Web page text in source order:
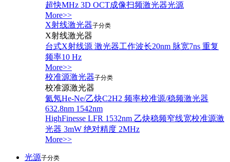
超快MHz 3D OCT成像扫频激光器光源
More>>
X射线激光器子分类
X射线激光器
台式X射线源 激光器工作波长20nm 脉宽7ns 重复
频率10 Hz
More>>
校准源激光器子分类
校准源激光器
氦氖He-Ne/乙炔C2H2 频率校准源/稳频激光器
632.8nm 1542nm
HighFinesse LFR 1532nm 乙炔稳频窄线宽校准源激
光器 3mW 绝对精度 2MHz
More>>
光源子分类